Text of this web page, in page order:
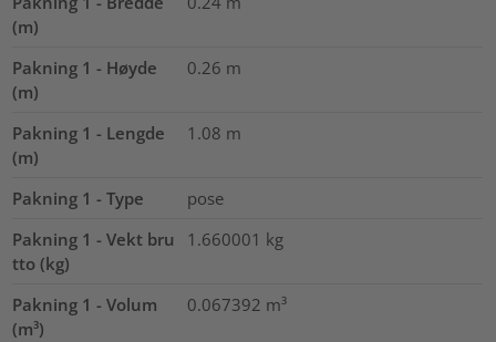
(m)
Pakning 1 - Høyde
(m)
0.26 m
Pakning 1 - Lengde
(m)
1.08 m
Pakning 1 - Type
pose
Pakning 1 - Vekt bru
tto (kg)
1.660001 kg
Pakning 1 - Volum
(m³)
0.067392 m³